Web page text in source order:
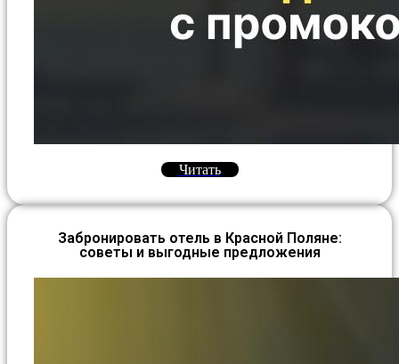
Читать
Забронировать отель в Красной Поляне:
советы и выгодные предложения